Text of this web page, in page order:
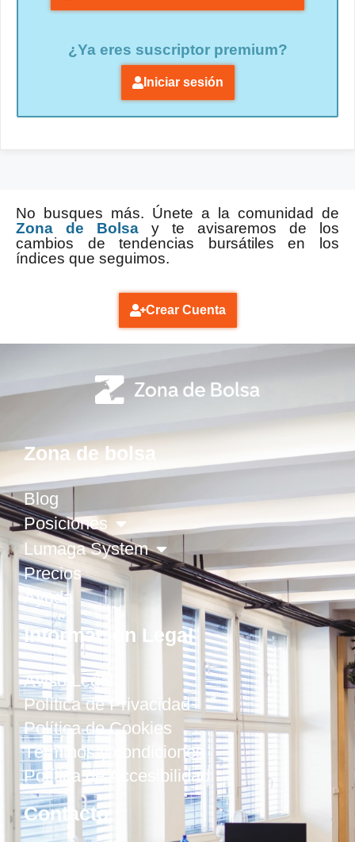
¿Ya eres suscriptor premium?
Iniciar sesión
No busques más. Únete a la comunidad de
Zona de Bolsa y te avisaremos de los
cambios de tendencias bursátiles en los
índices que seguimos.
Crear Cuenta
Zona de bolsa
Blog
Posiciones
Lumaga System
Precios
Ayuda
Información Legal
Aviso Legal
Política de Privacidad
Política de Cookies
Términos y condiciones
Política de Accesibilidad
Contacto